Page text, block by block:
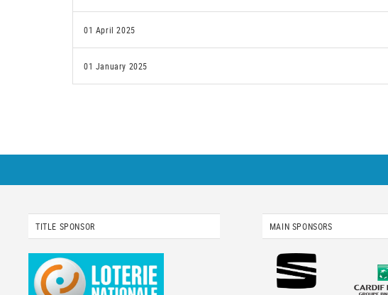
01 April 2025
01 January 2025
TITLE SPONSOR MAIN SPONSORS